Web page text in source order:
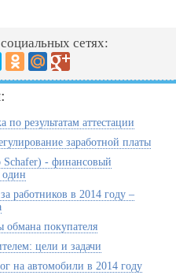
сетях:
по результатам аттестации
заработной платы
- финансовый
один
работников в 2014 году –
обмана покупателя
цели и задачи
на автомобили в 2014 году